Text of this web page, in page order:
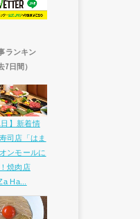
ランキン
7日間）
日】新着情
司店「はま
ンモールに
焼肉店
Ha...